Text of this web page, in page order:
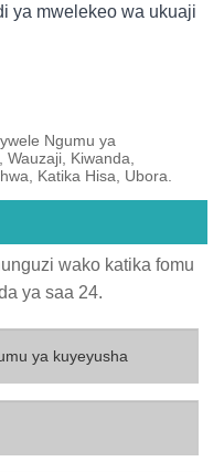
ya mwelekeo wa ukuaji
Ngumu ya
Kiwanda,
Katika Hisa, Ubora.
wako katika fomu
ya saa 24.